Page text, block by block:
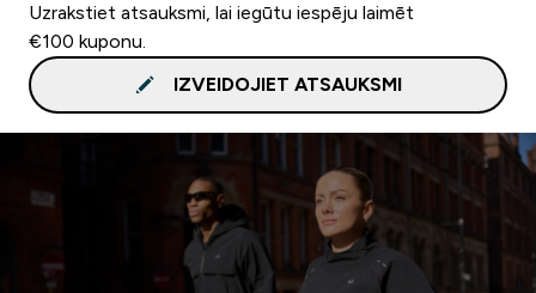
Uzrakstiet atsauksmi, lai iegūtu iespēju laimēt
€100 kuponu.
IZVEIDOJIET ATSAUKSMI